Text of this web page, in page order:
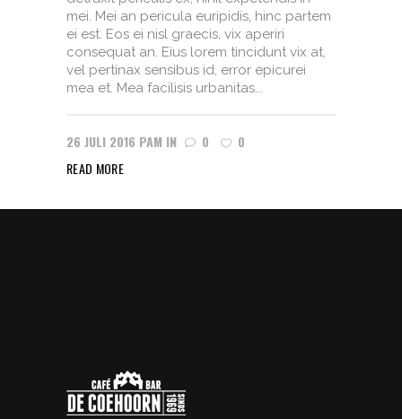
mei. Mei an pericula euripidis, hinc partem
ei est. Eos ei nisl graecis, vix aperiri
consequat an. Eius lorem tincidunt vix at,
vel pertinax sensibus id, error epicurei
mea et. Mea facilisis urbanitas...
26 JULI 2016 PAM IN 0
0
READ MORE